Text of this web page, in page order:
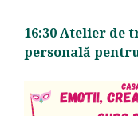
16:30 Atelier de
personală